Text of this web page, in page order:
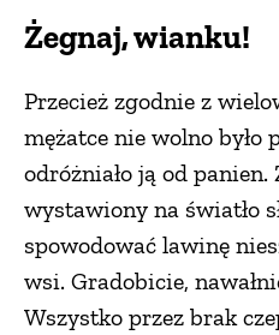
Żegnaj, wianku!
Przecież zgodnie z
mężatce nie wolno było
odróżniało ją od
wystawiony na światło
spowodować lawinę
wsi. Gradobicie,
Wszystko przez brak